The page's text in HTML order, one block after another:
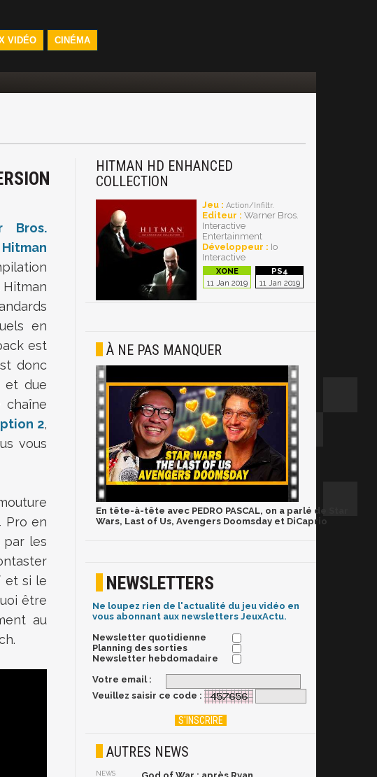
VIDÉO CINÉMA
Bros.
en
est
donc
et due
2,
vous
Pro en
par les
et si le
être
au
HITMAN HD ENHANCED
COLLECTION
Jeu : Action/Infiltr.
Editeur : Warner Bros.
Interactive
Entertainment
Développeur : Io
Interactive
11 Jan 2019 11 Jan 2019
À NE PAS MANQUER
En tête-à-tête avec PEDRO PASCAL, on a parlé de Star
Wars, Last of Us, Avengers Doomsday et DiCaprio
NEWSLETTERS
Ne loupez rien de l'actualité du jeu vidéo en
vous abonnant aux newsletters JeuxActu.
Newsletter quotidienne
Planning des sorties
Newsletter hebdomadaire
Votre email :
Veuillez saisir ce code :
AUTRES NEWS
NEWS